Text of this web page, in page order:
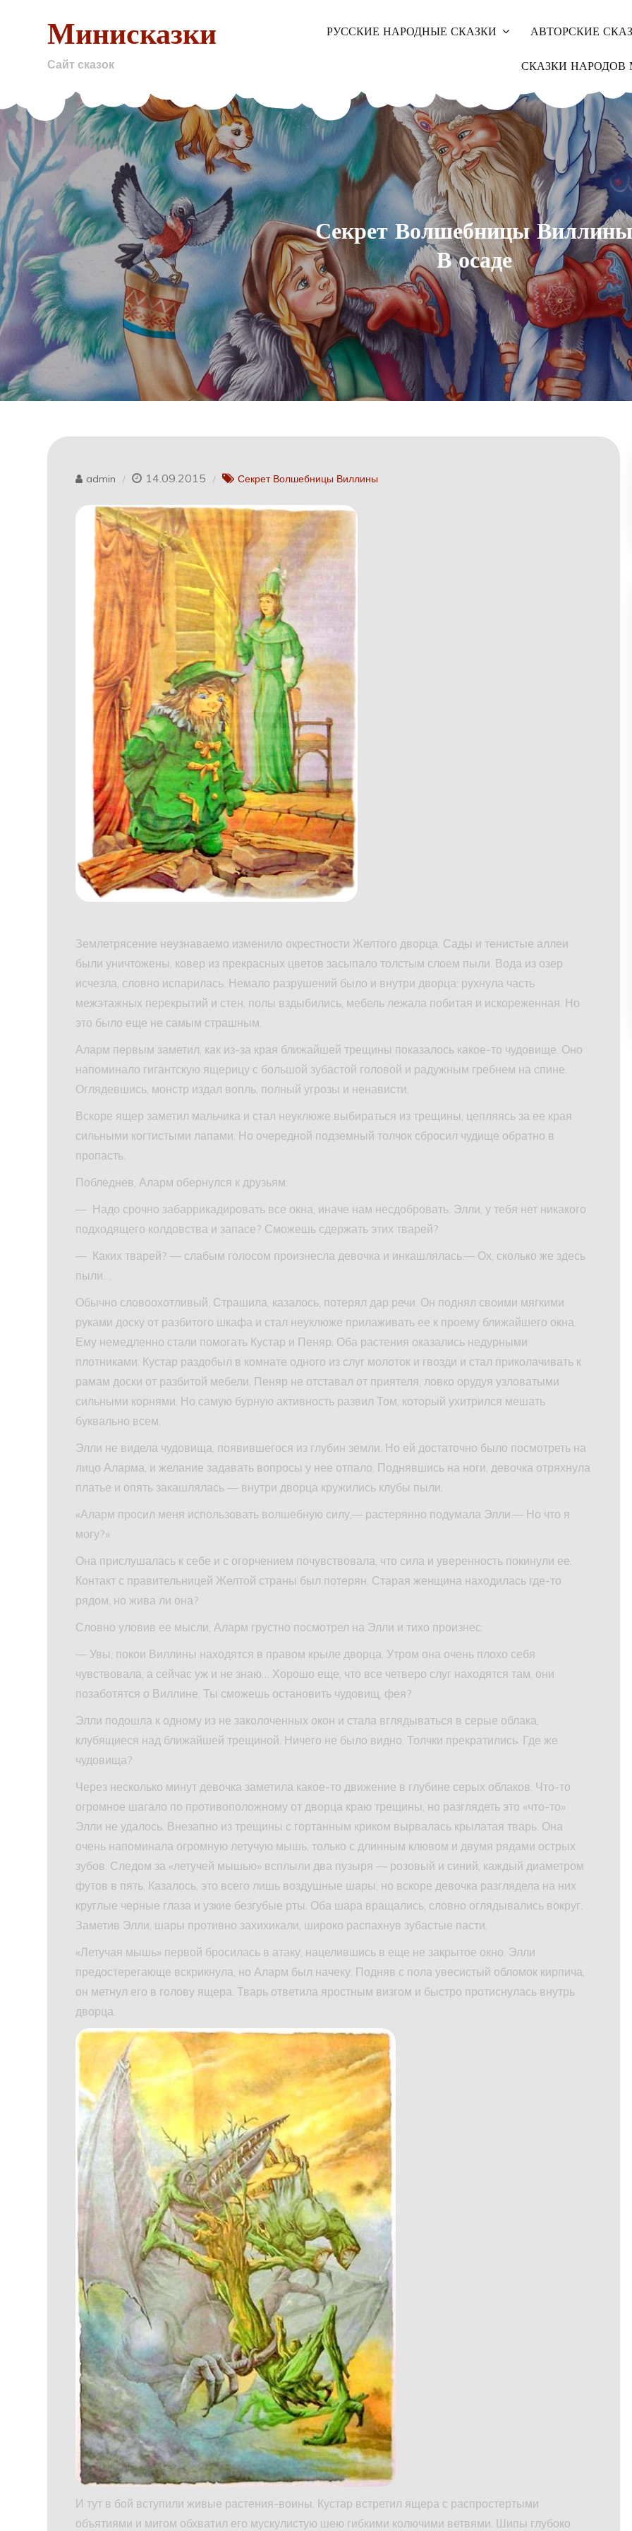
Минисказки
Сайт сказок
РУССКИЕ НАРОДНЫЕ СКАЗКИ АВТОРСКИЕ
СКАЗКИ НАРОДОВ
Секрет Волшебницы Виллины
В осаде
admin 14.09.2015 Секрет Волшебницы Виллины
Землетрясение неузнаваемо изменило окрестности Желтого дворца. Сады и тенистые аллеи
были уничтожены, ковер из прекрасных цветов засыпало толстым слоем пыли. Вода из озер
исчезла, словно испарилась. Немало разрушений было и внутри дворца: рухнула часть
межэтажных перекрытий и стен, полы вздыбились, мебель лежала побитая и искореженная. Но
это было еще не самым страшным.
Аларм первым заметил, как из-за края ближайшей трещины показалось какое-то чудовище. Оно
напоминало гигантскую ящерицу с большой зубастой головой и радужным гребнем на спине.
Оглядевшись, монстр издал вопль, полный угрозы и ненависти.
Вскоре ящер заметил мальчика и стал неуклюже выбираться из трещины, цепляясь за ее края
сильными когтистыми лапами. Но очередной подземный толчок сбросил чудище обратно в
пропасть.
Побледнев, Аларм обернулся к друзьям:
— Надо срочно забаррикадировать все окна, иначе нам несдобровать. Элли, у тебя нет никакого
подходящего колдовства и запасе? Сможешь сдержать этих тварей?
— Каких тварей? — слабым голосом произнесла девочка и инкашлялась.— Ох, сколько же здесь
пыли…
Обычно словоохотливый, Страшила, казалось, потерял дар речи. Он поднял своими мягкими
руками доску от разбитого шкафа и стал неуклюже прилаживать ее к проему ближайшего окна.
Ему немедленно стали помогать Кустар и Пеняр. Оба растения оказались недурными
плотниками. Кустар раздобыл в комнате одного из слуг молоток и гвозди и стал приколачивать к
рамам доски от разбитой мебели. Пеняр не отставал от при­ятеля, ловко орудуя узловатыми
сильными корнями. Но самую бурную активность развил Том, который ухитрился мешать
буквально всем.
Элли не видела чудовища, появившегося из глубин земли. Но ей достаточно было посмотреть на
лицо Аларма, и желание задавать вопросы у нее отпало. Поднявшись на ноги, девочка отряхнула
платье и опять закашлялась — внутри дворца кружились клубы пыли.
«Аларм просил меня использовать волшебную силу,— ра­стерянно подумала Элли.— Но что я
могу?»
Она прислушалась к себе и с огорчением почувствовала, что сила и уверенность покинули ее.
Контакт с правительницей Желтой страны был потерян. Старая женщина находилась где-то
рядом, но жива ли она?
Словно уловив ее мысли, Аларм грустно посмотрел на Элли и тихо произнес:
— Увы, покои Виллины находятся в правом крыле дворца. Утром она очень плохо себя
чувствовала, а сейчас уж и не знаю… Хорошо еще, что все четверо слуг находятся там, они
позаботятся о Виллине. Ты сможешь остановить чудовищ, фея?
Элли подошла к одному из не заколоченных окон и стала вглядываться в серые облака,
клубящиеся над ближайшей трещиной. Ничего не было видно. Толчки прекратились. Где же
чудовища?
Через несколько минут девочка заметила какое-то движение в глубине серых облаков. Что-то
огромное шагало по противоположному от дворца краю трещины, но разглядеть это «что-то»
Элли не удалось. Внезапно из трещины с гортанным криком вырвалась крылатая тварь. Она
очень напоминала огромную летучую мышь, только с длинным клювом и двумя рядами острых
зубов. Следом за «летучей мышью» всплыли два пузыря — розовый и синий, каждый диаметром
футов в пять. Казалось, это всего лишь воздушные шары, но вскоре девочка разглядела на них
круглые черные глаза и узкие безгубые рты. Оба шара вращались, словно оглядывались вокруг.
Заметив Элли, шары противно захихикали, широко распахнув зубастые пасти.
«Летучая мышь» первой бросилась в атаку, нацелившись в еще не закрытое окно. Элли
предостерегающе вскрикнула, но Аларм был начеку. Подняв с пола увесистый обломок кирпича,
он метнул его в голову ящера. Тварь ответила яростным визгом и быстро протиснулась внутрь
дворца.
И тут в бой вступили живые растения-воины. Кустар встретил ящера с распростертыми
объятиями и мигом обхватил его мускулистую шею гибкими колючими ветвями. Шипы глубоко